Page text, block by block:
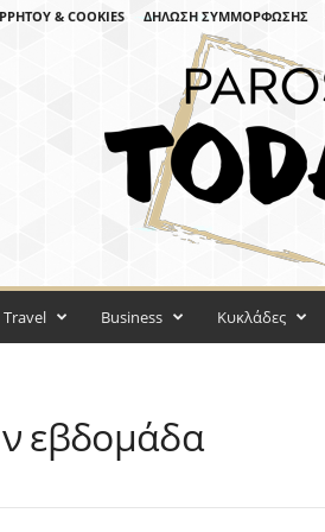
& COOKIES ΔΉΛΩΣΗ ΣΥΜΜΌΡΦΩΣΗΣ
Travel Business Κυκλάδες
εβδομάδα